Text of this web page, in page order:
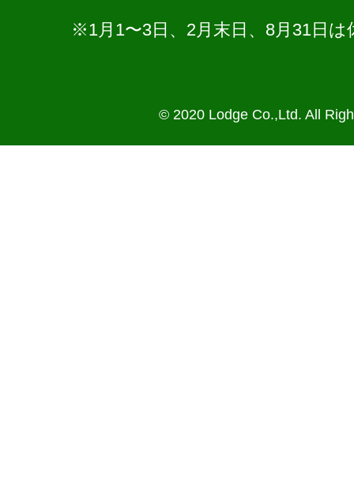
※1月1〜3日、2月末日、8月31日
© 2020 Lodge Co.,Ltd. All